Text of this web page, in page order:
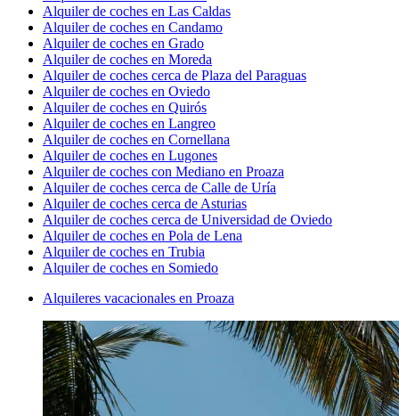
Alquiler de coches en Las Caldas
Alquiler de coches en Candamo
Alquiler de coches en Grado
Alquiler de coches en Moreda
Alquiler de coches cerca de Plaza del Paraguas
Alquiler de coches en Oviedo
Alquiler de coches en Quirós
Alquiler de coches en Langreo
Alquiler de coches en Cornellana
Alquiler de coches en Lugones
Alquiler de coches con Mediano en Proaza
Alquiler de coches cerca de Calle de Uría
Alquiler de coches cerca de Asturias
Alquiler de coches cerca de Universidad de Oviedo
Alquiler de coches en Pola de Lena
Alquiler de coches en Trubia
Alquiler de coches en Somiedo
Alquileres vacacionales en Proaza